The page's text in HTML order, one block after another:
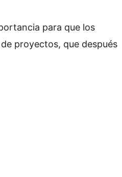
para que los
proyectos, que después